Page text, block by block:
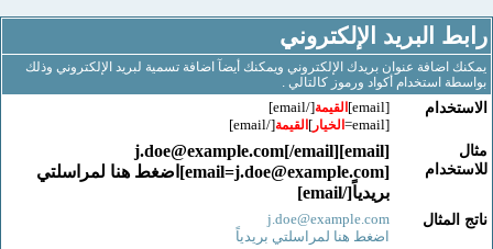
البريد الإلكتروني
عنوان بريدك الإلكتروني ويمكنك أيضآ اضافة تسمية لبريد الإلكتروني وذلك
استخدام أكواد ورموز كالتالي .
[email] القيمة[/email]
الخيار]القيمة [/email]
j.doe@example.com[/email]
[
email=j.doe@example.com]اضغط هنا لمراسلتي
بريدياً[/email]
j.doe@example.com
اضغط هنا لمراسلتي بريدياً